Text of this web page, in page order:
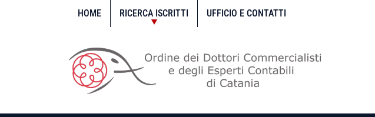
HOME RICERCA ISCRITTI UFFICIO E CONTATTI